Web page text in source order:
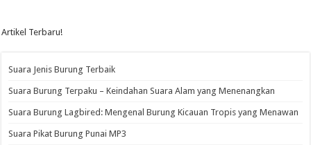
Artikel Terbaru!
Suara Jenis Burung Terbaik
Suara Burung Terpaku – Keindahan Suara Alam yang Menenangkan
Suara Burung Lagbired: Mengenal Burung Kicauan Tropis yang Menawan
Suara Pikat Burung Punai MP3